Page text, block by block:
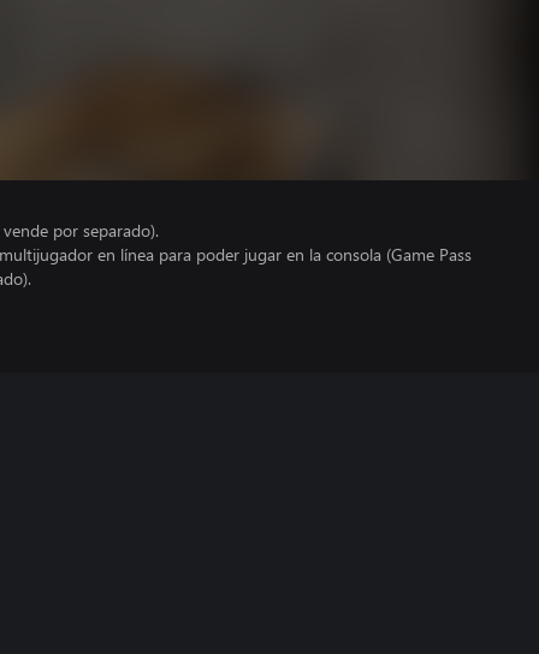
por separado).
en línea para poder jugar en la consola (Game Pass